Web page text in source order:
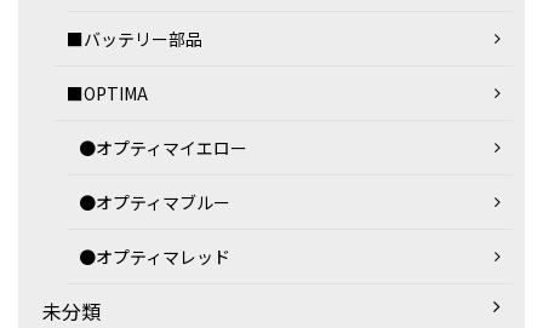
■バッテリー部品
■OPTIMA
●オプティマイエロー
●オプティマブルー
●オプティマレッド
未分類